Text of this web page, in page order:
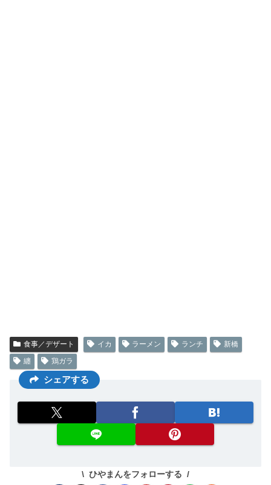
食事／デザート イカ ラーメン ランチ
新橋
纏
鶏ガラ
シェアする
ひやまんをフォローする